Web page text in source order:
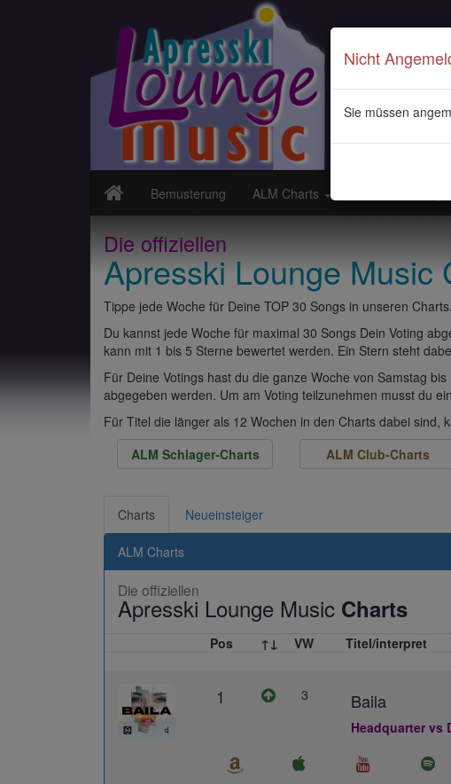
Bemusterung ALM Charts
Die offiziellen
Apresski Lounge Music
Tippe jede Woche für Deine TOP 30 Songs in unseren
Du kannst jede Woche für maximal 30 Songs Dein Voting
kann mit 1 bis 5 Sterne bewertet werden. Ein Stern steht
Für Deine Votings hast du die ganze Woche von Samstag
abgegeben werden. Um am Voting teilzunehmen musst du
Für Titel die länger als 12 Wochen in den Charts dabei sind,
ALM Schlager-Charts
ALM Club-Charts
Nicht
Sie müssen
Charts Neueinsteiger
ALM Charts
Die offiziellen
Apresski Lounge Music Charts
Pos ↑↓ VW Titel/interpret
1 3 Baila
Headquarter vs